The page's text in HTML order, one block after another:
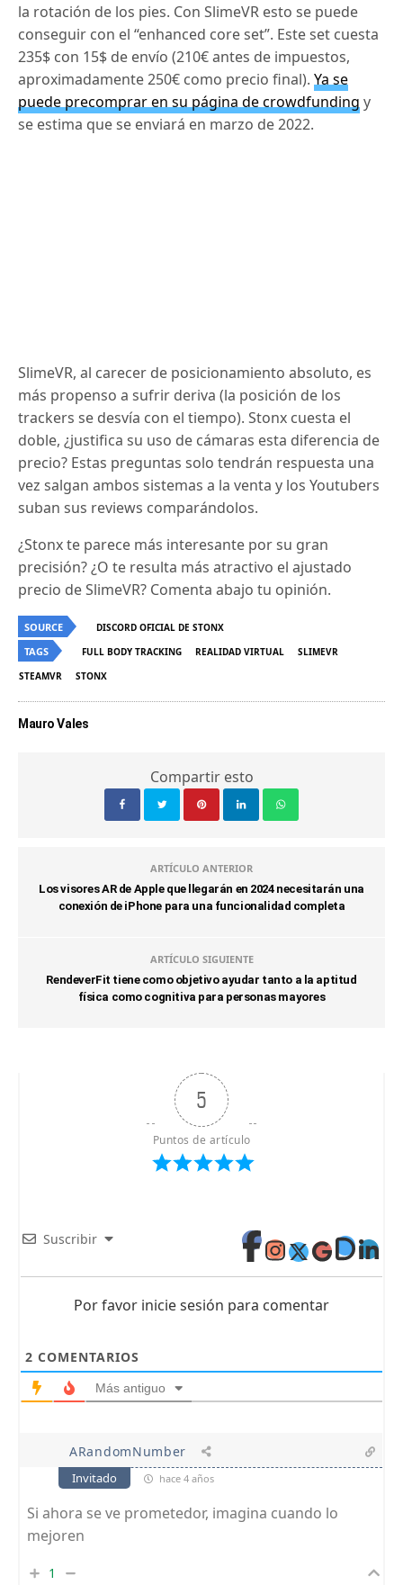
la rotación de los pies. Con SlimeVR esto se puede
conseguir con el “enhanced core set”. Este set cuesta
235$ con 15$ de envío (210€ antes de impuestos,
aproximadamente 250€ como precio final).Ya se
puede precomprar en su página de crowdfunding y
se estima que se enviará en marzo de 2022.
SlimeVR, al carecer de posicionamiento absoluto, es
más propenso a sufrir deriva (la posición de los
trackers se desvía con el tiempo). Stonx cuesta el
doble, ¿justifica su uso de cámaras esta diferencia de
precio? Estas preguntas solo tendrán respuesta una
vez salgan ambos sistemas a la venta y los Youtubers
suban sus reviews comparándolos.
¿Stonx te parece más interesante por su gran
precisión? ¿O te resulta más atractivo el ajustado
precio de SlimeVR? Comenta abajo tu opinión.
SOURCE DISCORD OFICIAL DE STONX
TAGS FULL BODY TRACKING REALIDAD VIRTUAL
SLIMEVR
STEAMVR
STONX
Mauro Vales
Compartir esto
ARTÍCULO ANTERIOR
Los visores AR de Apple que llegarán en 2024 necesitarán una
conexión de iPhone para una funcionalidad completa
ARTÍCULO SIGUIENTE
RendeverFit tiene como objetivo ayudar tanto a la aptitud
física como cognitiva para personas mayores
5
Puntos de artículo
Suscribir
Por favor inicie sesión para comentar
2 COMENTARIOS
Más antiguo
ARandomNumber
Invitado hace 4 años
Si ahora se ve prometedor, imagina cuando lo
mejoren
1